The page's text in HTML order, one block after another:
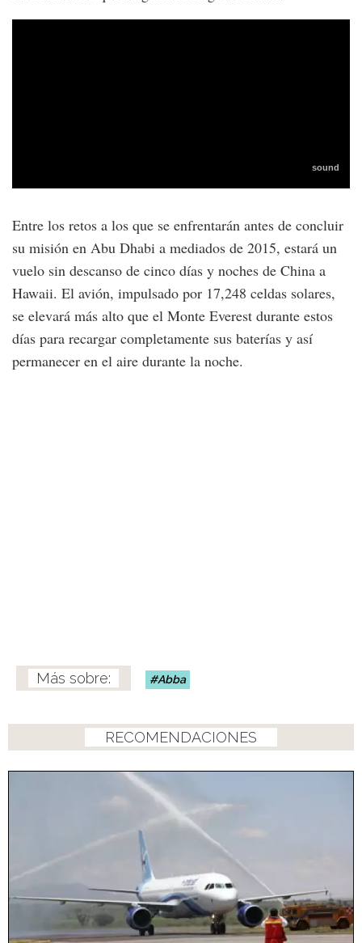
Entre los retos a los que se enfrentarán antes de concluir
su misión en Abu Dhabi a mediados de 2015, estará un
vuelo sin descanso de cinco días y noches de China a
Hawaii. El avión, impulsado por 17,248 celdas solares,
se elevará más alto que el Monte Everest durante estos
días para recargar completamente sus baterías y así
permanecer en el aire durante la noche.
Abba
RECOMENDACIONES